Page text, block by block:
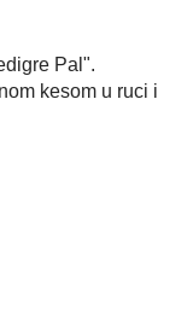
Pal".
kesom u ruci i